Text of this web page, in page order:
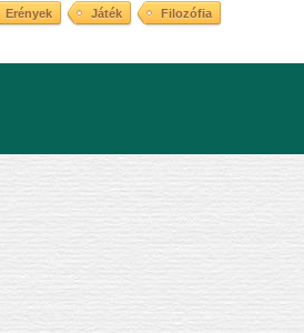
Erények Játék Filozófia